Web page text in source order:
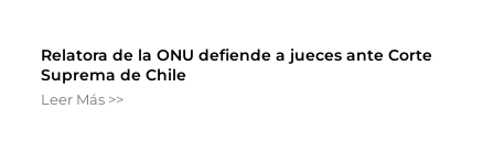
Relatora de la ONU defiende a jueces ante Corte
Suprema de Chile
Leer Más >>